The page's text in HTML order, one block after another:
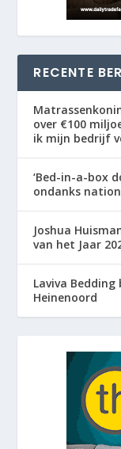
RECENTE
over €100
ik mijn bedrijf
‘Bed-in-a-box
ondanks
Joshua
van het Jaar
Laviva
Heinenoord